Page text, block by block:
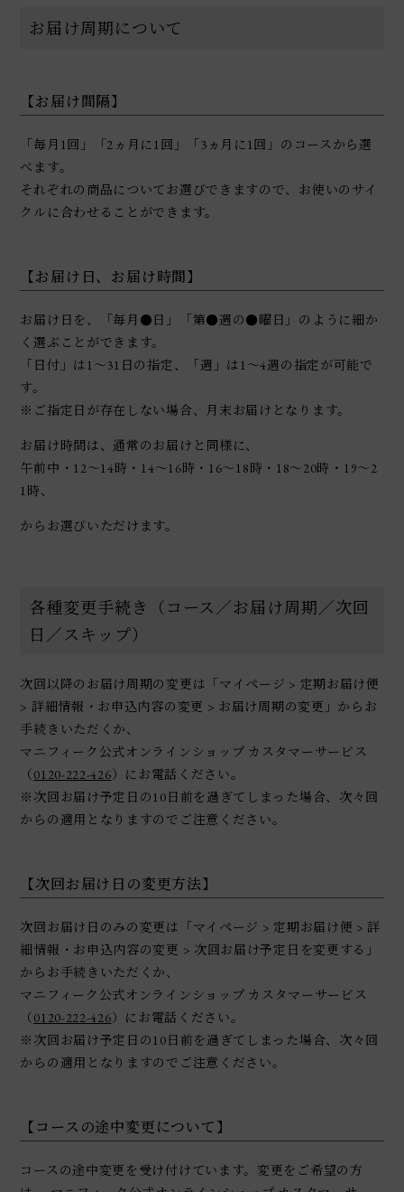
お届け周期について
【お届け間隔】
「毎月1回」「2ヵ月に1回」「3ヵ月に1回」のコースから選
べます。
それぞれの商品についてお選びできますので、お使いのサイ
クルに合わせることができます。
【お届け日、お届け時間】
お届け日を、「毎月●日」「第●週の●曜日」のように細か
く選ぶことができます。
「日付」は1～31日の指定、「週」は1～4週の指定が可能で
す。
※ご指定日が存在しない場合、月末お届けとなります。
お届け時間は、通常のお届けと同様に、
午前中・12～14時・14～16時・16～18時・18～20時・19～2
1時、
からお選びいただけます。
各種変更手続き（コース／お届け周期／次回
日／スキップ）
次回以降のお届け周期の変更は「マイページ > 定期お届け便
> 詳細情報・お申込内容の変更 > お届け周期の変更」からお
手続きいただくか、
マニフィーク公式オンラインショップ カスタマーサービス
（0120-222-426）にお電話ください。
※次回お届け予定日の10日前を過ぎてしまった場合、次々回
からの適用となりますのでご注意ください。
【次回お届け日の変更方法】
次回お届け日のみの変更は「マイページ > 定期お届け便 > 詳
細情報・お申込内容の変更 > 次回お届け予定日を変更する」
からお手続きいただくか、
マニフィーク公式オンラインショップ カスタマーサービス
（0120-222-426）にお電話ください。
※次回お届け予定日の10日前を過ぎてしまった場合、次々回
からの適用となりますのでご注意ください。
【コースの途中変更について】
コースの途中変更を受け付けています。変更をご希望の方